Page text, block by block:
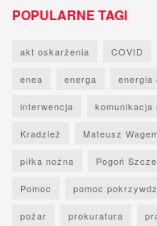
POPULARNE TAGI
akt oskarżenia COVID
enea energa energia
interwencja komunikacja
Kradzież Mateusz
piłka nożna Pogoń
Pomoc pomoc
pożar prokuratura